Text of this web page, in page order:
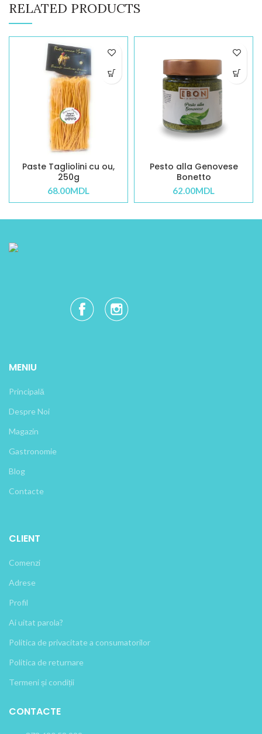
RELATED PRODUCTS
Paste Tagliolini cu ou,
250g
68.00MDL
Pesto alla Genovese
Bonetto
62.00MDL
MENIU
Principală
Despre Noi
Magazin
Gastronomie
Blog
Contacte
CLIENT
Comenzi
Adrese
Profil
Ai uitat parola?
Politica de privacitate a consumatorilor
Politica de returnare
Termeni și condiții
CONTACTE